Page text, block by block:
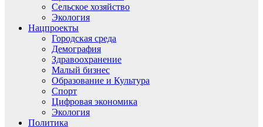
Сельское хозяйство
Экология
Нацпроекты
Городская среда
Демография
Здравоохранение
Малый бизнес
Образование и Культура
Спорт
Цифровая экономика
Экология
Политика